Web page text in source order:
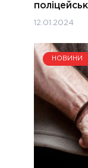
12.01.2024
НОВИНИ